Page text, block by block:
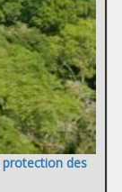
des